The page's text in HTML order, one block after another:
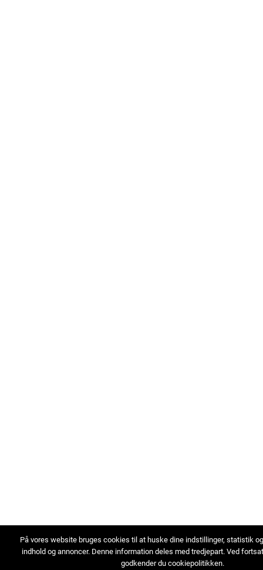
På vores website bruges cookies til at huske dine indstillinger, statistik
indhold og annoncer. Denne information deles med tredjepart. Ved
godkender du cookiepolitikken.